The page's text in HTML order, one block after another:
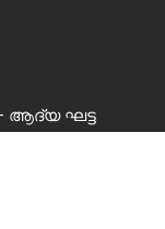
ആദ്യ ഘട്ട